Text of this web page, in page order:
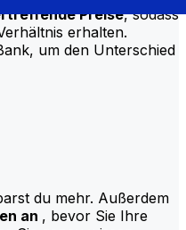
Preise, sodass
erhalten.
um den Unterschied
du mehr. Außerdem
an , bevor Sie Ihre